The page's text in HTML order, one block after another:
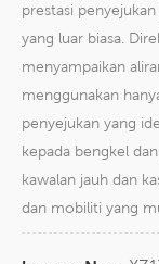
prestasi
yang luar biasa.
menyampaikan
menggunakan
penyejukan yang
kepada bengkel
kawalan jauh dan
dan mobiliti yang